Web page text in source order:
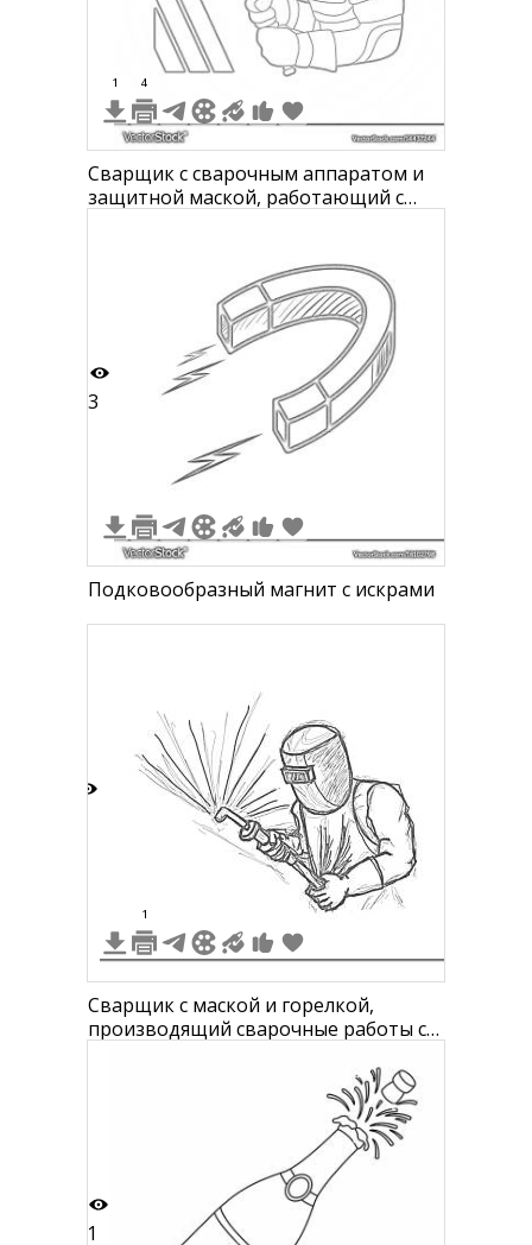
1 4
Сварщик с сварочным аппаратом и
защитной маской, работающий с
3
Подковообразный магнит с искрами
1
Сварщик с маской и горелкой,
производящий сварочные работы с
1